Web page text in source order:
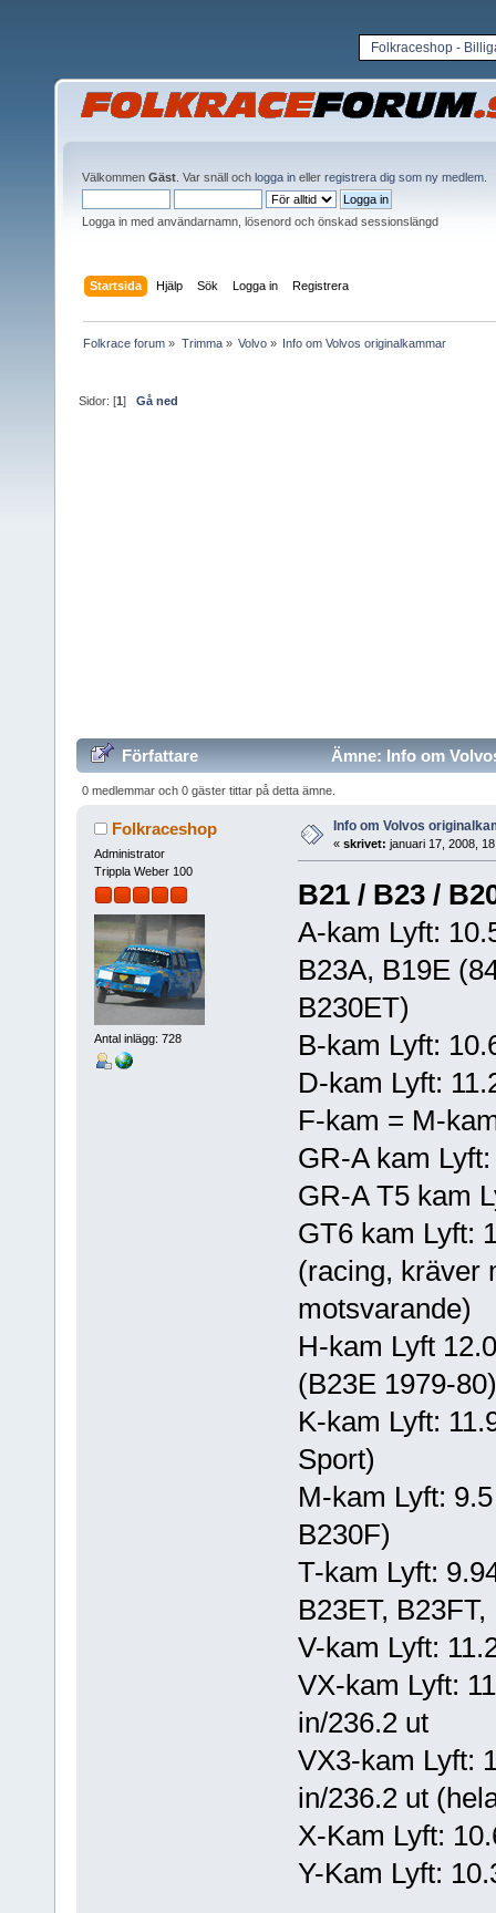
Folkraceshop -
Välkommen Gäst . Var snäll och logga in eller registrera dig som ny medlem
Logga in med användarnamn, lösenord och önskad sessionslängd
Startsida Hjälp Sök Logga in Registrera
Folkrace forum » Trimma» Volvo» Info om Volvos originalkammar
Sidor: [1]Gå ned
Författare Ämne: Info om
0 medlemmar och 0 gäster tittar på detta ämne.
Folkraceshop
Administrator
Trippla Weber 100
Antal inlägg: 728
Info om Volvos
« skrivet: januari 17, 2008,
B21 / B23 /
A-kam Lyft:
B23A, B19E
B230ET)
B-kam Lyft:
D-kam Lyft:
F-kam = M-
GR-A kam
GR-A T5 kam
GT6 kam Lyft:
(racing, kräver
motsvarande)
H-kam Lyft
(B23E 1979-80)
K-kam Lyft:
Sport)
M-kam Lyft:
B230F)
T-kam Lyft:
B23ET,
V-kam Lyft:
VX-kam Lyft:
in/236.2 ut
VX3-kam Lyft:
in/236.2 ut
X-Kam Lyft:
Y-Kam Lyft: